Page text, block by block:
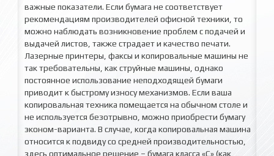
важные показатели. Если бумага не соответствует
рекомендациям производителей офисной техники, то
можно наблюдать возникновение проблем с подачей и
выдачей листов, также страдает и качество печати.
Лазерные принтеры, факсы и копировальные машины не
так требовательны, как струйные машины, однако
постоянное использование неподходящей бумаги
приводит к быстрому износу механизмов. Если ваша
копировальная техника помещается на обычном столе и
не используется безотрывно, можно приобрести бумагу
эконом-варианта. В случае, когда копировальная машина
относится к подвиду со средней производительностью,
здесь оптимальное решение – бумага класса «С» (как